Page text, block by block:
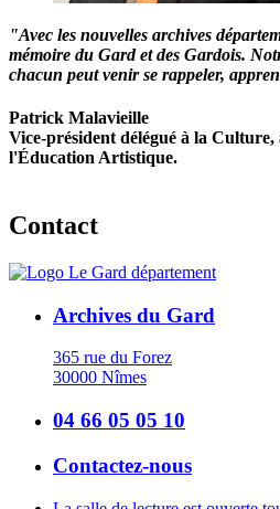
"Avec les nouvelles archives
mémoire du Gard et des Gardois.
chacun peut venir se rappeler,
Patrick Malavieille
Vice-président délégué à la
l'Éducation Artistique.
Contact
Archives du Gard
365 rue du Forez
30000 Nîmes
04 66 05 05 10
Contactez-nous